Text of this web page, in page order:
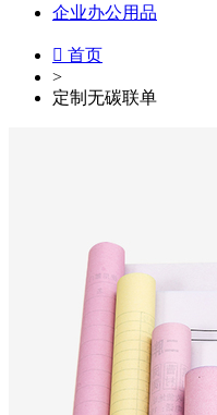
企业办公用品
 首页
>
定制无碳联单